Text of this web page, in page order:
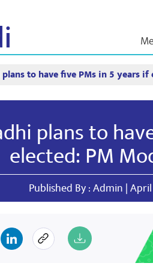
ଶାସନ ପ୍ରତିମାନ
ସୂଚନାନକ୍ସା
ଅନ୍ତଦୃଷ୍ଟି
to have five PMs in 5 years
plans to
elected: PM
Published By : Admin |